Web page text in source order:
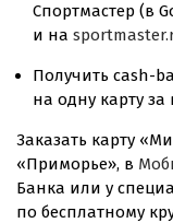
Спортмастер (в
и на
Получить cash-
на одну карту
Заказать карту
«Приморье», в
Банка или у
по бесплатному